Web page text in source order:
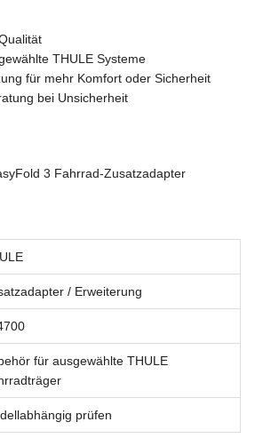
THULE Systeme
für mehr Komfort oder Sicherheit
bei Unsicherheit
3 Fahrrad-Zusatzadapter
/ Erweiterung
für ausgewählte THULE
prüfen